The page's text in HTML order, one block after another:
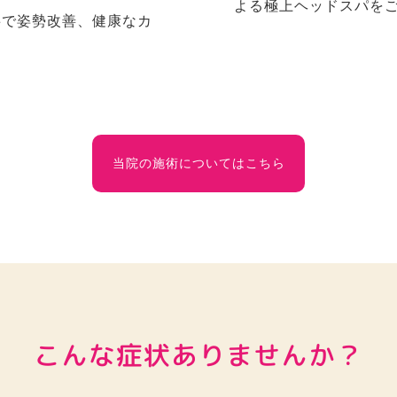
姿勢改善、健康なカ
よる極上ヘッドスパを
当院の施術についてはこちら
こんな症状ありませんか？